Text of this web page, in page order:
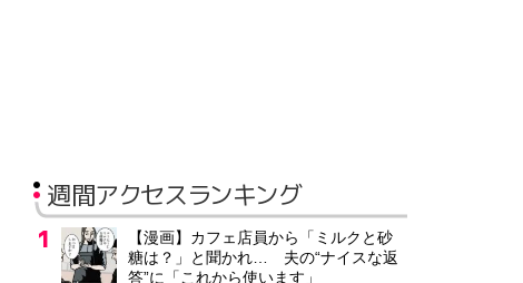
週間アクセスランキング
【漫画】カフェ店員から「ミルクと砂
糖は？」と聞かれ… 夫の“ナイスな返
答”に「これから使います」